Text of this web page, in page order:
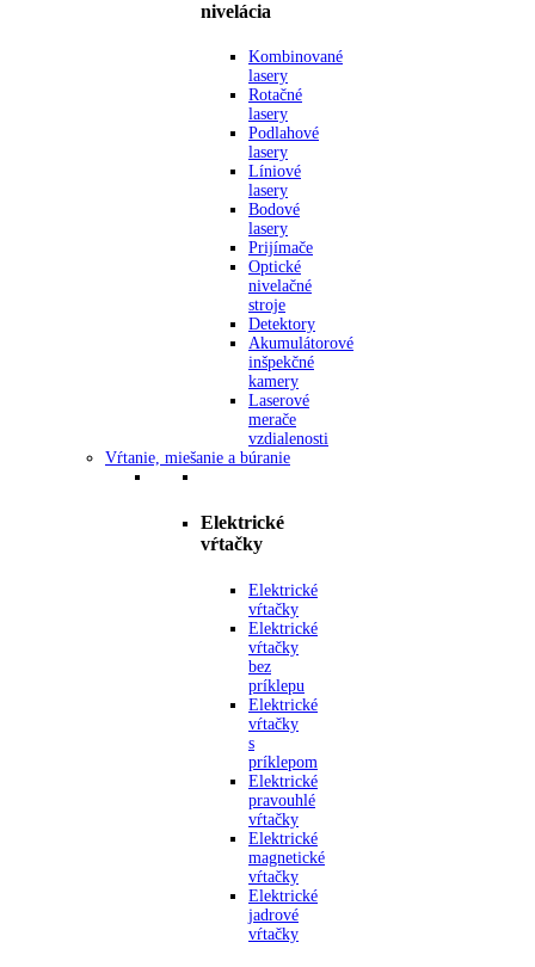
nivelácia
Kombinované
lasery
Rotačné
lasery
Podlahové
lasery
Líniové
lasery
Bodové
lasery
Prijímače
Optické
nivelačné
stroje
Detektory
Akumulátorové
inšpekčné
kamery
Laserové
merače
vzdialenosti
Vŕtanie, miešanie a búranie
Elektrické
vŕtačky
Elektrické
vŕtačky
Elektrické
vŕtačky
bez
príklepu
Elektrické
vŕtačky
s
príklepom
Elektrické
pravouhlé
vŕtačky
Elektrické
magnetické
vŕtačky
Elektrické
jadrové
vŕtačky